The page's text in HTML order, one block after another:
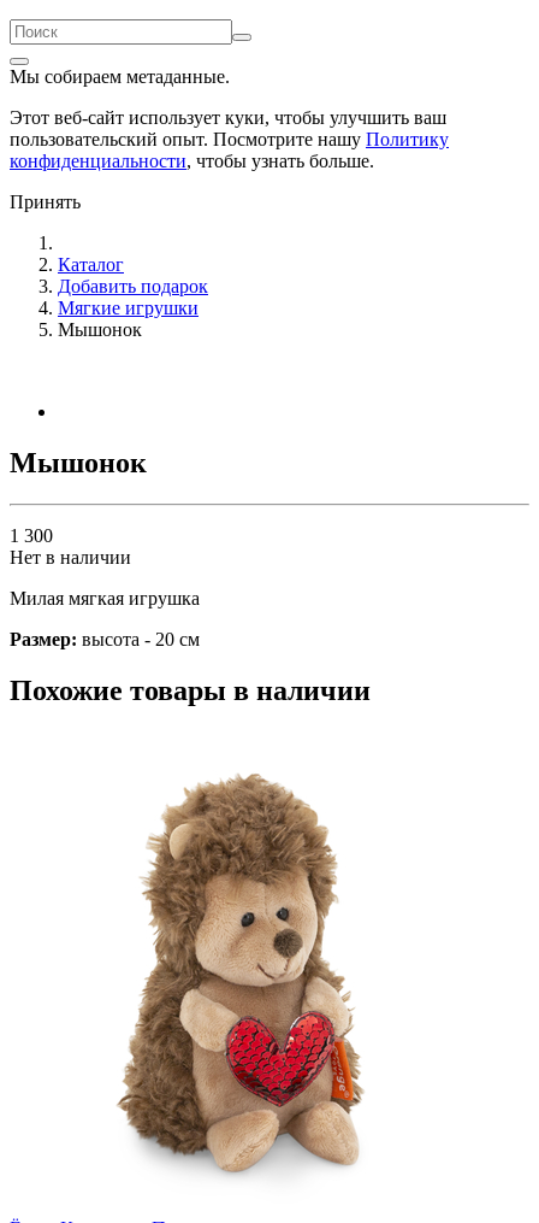
Мы собираем метаданные.
Этот веб-сайт использует куки, чтобы улучшить ваш
пользовательский опыт. Посмотрите нашу Политику
конфиденциальности, чтобы узнать больше.
Принять
Каталог
Добавить подарок
Мягкие игрушки
Мышонок
Мышонок
1 300
Нет в наличии
Милая мягкая игрушка
Размер: высота - 20 см
Похожие товары в наличии